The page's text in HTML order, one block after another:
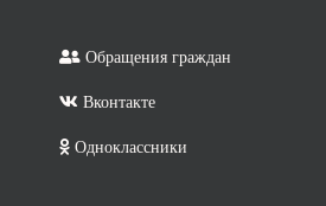
Обращения граждан
Вконтакте
Одноклассники